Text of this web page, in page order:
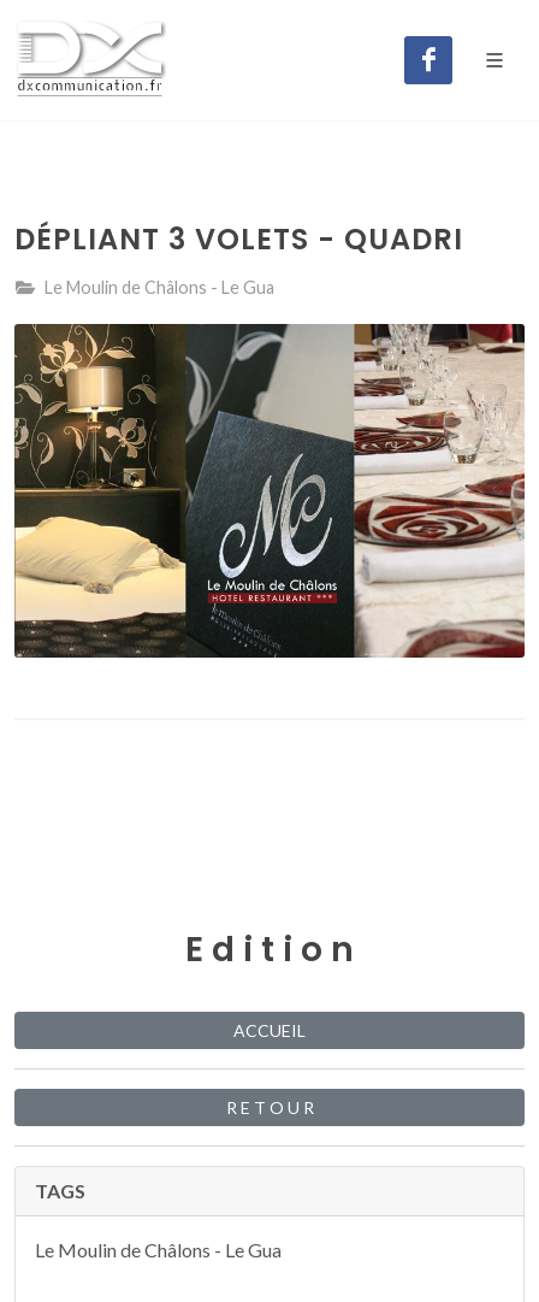
DÉPLIANT 3 VOLETS - QUADRI
Le Moulin de Châlons - Le Gua
E d i t i o n
ACCUEIL
R E T O U R
TAGS
Le Moulin de Châlons - Le Gua